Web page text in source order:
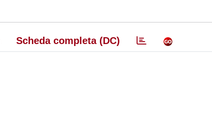
Scheda completa (DC)